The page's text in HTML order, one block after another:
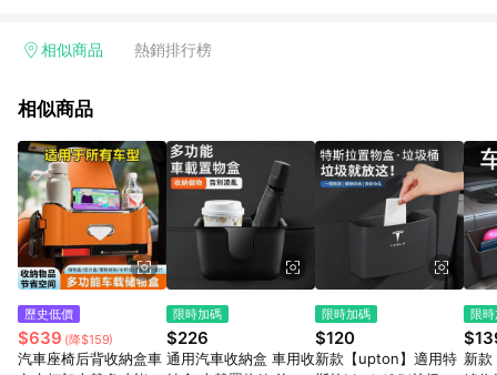
單，皆不在點數回饋範圍內。 3. 如購買以下類別商品，將無法獲
球嚴選、商城、專案商品、「草莓網」全館商品。 4. 如取消訂
回饋。 5. 點數回饋會扣除所有折扣優惠後之最終發票金額計算，
實際回饋請依LINE購物通知為主。 6. 訂單如有使用東森購物
ETMall站內之折扣優惠(包含但不限於東森幣、樂透金、東森現金
券等)，不具點數回饋資格。詳細請依東森購物ETMall之結帳頁面
顯示為準。 7. LINE購物設有「單一商品最高回饋點數」機制(特
殊活動時開放「回饋無上限」)，以同一訂單中同一商品不論件數
計算，並依訂單成立時間當下LINE購物所設定的回饋機制為準。
如顯示之商品規格、顏色、價位、贈品與東森購物ETMall銷售網
頁不符，以銷售網頁標示為準。 9. 若有贈點爭議，請務必於訂單
日期+180天以內至LINE購物客服洽詢；若超過180天(含)以上進
相似商品 熱銷排行榜
相似商品
歷史低價
$639 (降$159)
汽車座椅后背收納盒車
限時加碼
$226
通用汽車收納盒 車用收
限時加碼
$120
新款【upton】適用特
限
新